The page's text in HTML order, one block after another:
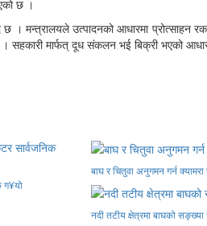
छ ।
छ । मन्त्रालयले उत्पादनको आधारमा
मार्फत् दूध संकलन भई बिक्री भएको
ग¥यो
बाघ र चितुवा अनुगमन गर्न
नदी तटीय क्षेत्रमा बाघको सङ्ख्या